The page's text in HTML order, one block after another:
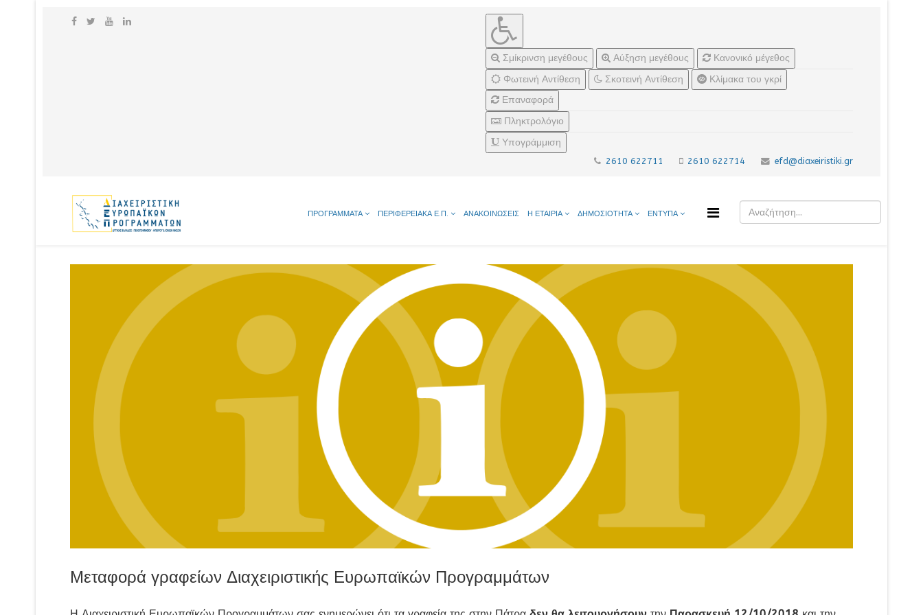
Σμίκρινση μεγέθους Αύξηση μεγέθους
Κανονικό μέγεθος
Φωτεινή Αντίθεση
Σκοτεινή Αντίθεση
Κλίμακα του γκρί
Επαναφορά
Πληκτρολόγιο
Υπογράμμιση
2610 622711 2610 622714 efd@diaxeiristiki.gr
ΠΡΟΓΡΑΜΜΑΤΑ ΠΕΡΙΦΕΡΕΙΑΚΑ Ε.Π. ΑΝΑΚΟΙΝΩΣΕΙΣ Η ΕΤΑΙΡΙΑ ΔΗΜΟΣΙΟΤΗΤΑ ΕΝΤΥΠΑ
Μεταφορά γραφείων Διαχειριστικής Ευρωπαϊκών Προγραμμάτων